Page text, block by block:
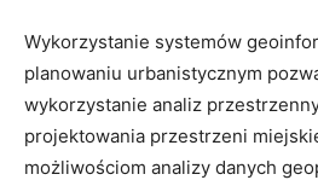
Wykorzystanie systemów
planowaniu urbanistycznym
wykorzystanie analiz⁤
projektowania przestrzeni
możliwościom analizy danych⁣